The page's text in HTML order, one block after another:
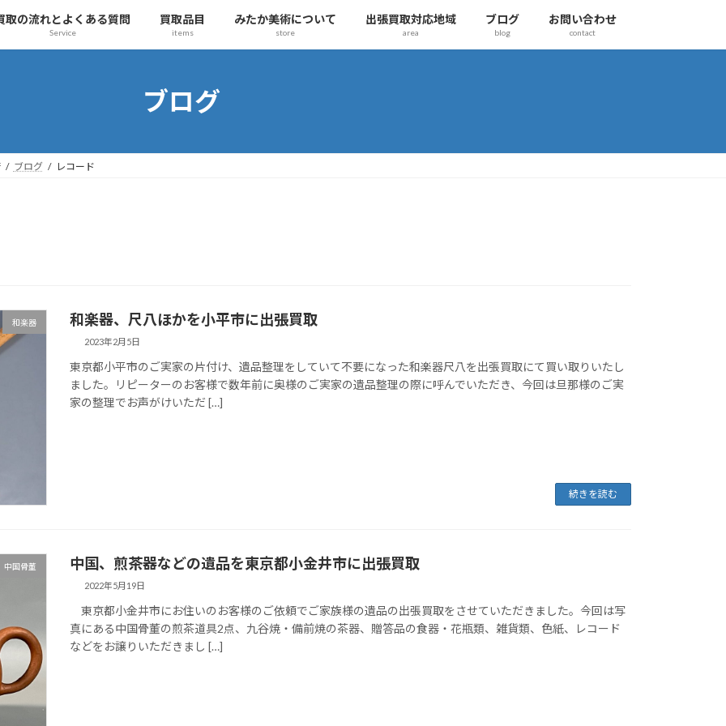
取の流れとよくある質問
Service
買取品目
items
みたか美術について
store
出張買取対応地域
area
ブログ
blog
お問い合わせ
contact
ブログ
ブログ レコード
和楽器 和楽器、尺八ほかを小平市に出張買取
2023年2月5日
東京都小平市のご実家の片付け、遺品整理をしていて不要になった和楽器尺八を出張買取にて買い取りいたし
ました。リピーターのお客様で数年前に奥様のご実家の遺品整理の際に呼んでいただき、今回は旦那様のご実
家の整理でお声がけいただ […]
続きを読む
中国骨董 中国、煎茶器などの遺品を東京都小金井市に出張買取
2022年5月19日
東京都小金井市にお住いのお客様のご依頼でご家族様の遺品の出張買取をさせていただきました。今回は写
真にある中国骨董の煎茶道具2点、九谷焼・備前焼の茶器、贈答品の食器・花瓶類、雑貨類、色紙、レコード
などをお譲りいただきまし […]